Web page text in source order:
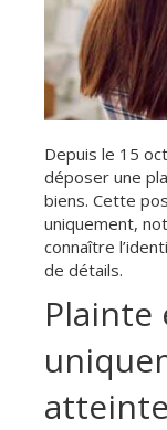
Depuis le 15
déposer une
biens. Cette
uniquement,
connaître
de détails.
Plainte